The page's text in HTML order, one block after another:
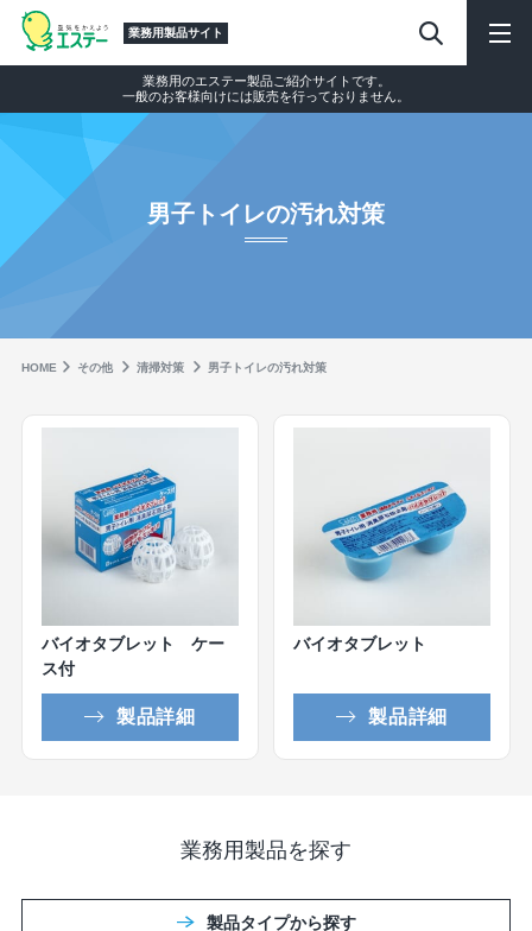
業務用製品サイト
業務用のエステー製品ご紹介サイトです。
一般のお客様向けには販売を行っておりません。
男子トイレの汚れ対策
HOME その他 清掃対策 男子トイレの汚れ対策
バイオタブレット ケー
ス付
製品詳細
バイオタブレット
製品詳細
業務用製品を探す
製品タイプから探す